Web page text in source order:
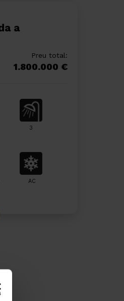
Preu total:
1.800.000 €
3
AC